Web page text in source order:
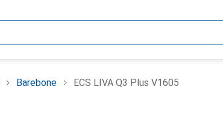
Barebone ECS LIVA Q3 Plus V1605